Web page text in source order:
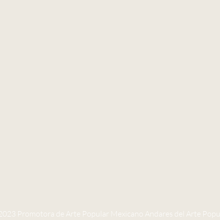
Promotora de Arte Popular Mexicano Andares del Arte